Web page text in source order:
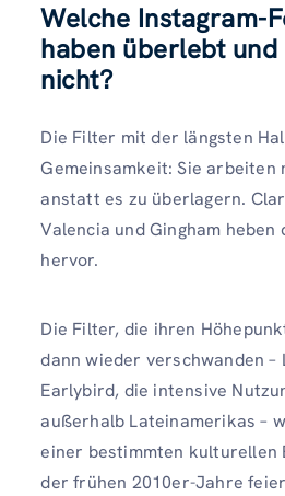
Welche Instagram-
haben überlebt und
nicht?
Die Filter mit der längsten
Gemeinsamkeit: Sie arbeiten
anstatt es zu überlagern.
Valencia und Gingham heben
hervor.
Die Filter, die ihren
dann wieder verschwanden –
Earlybird, die intensive
außerhalb Lateinamerikas –
einer bestimmten kulturellen
der frühen 2010er-Jahre